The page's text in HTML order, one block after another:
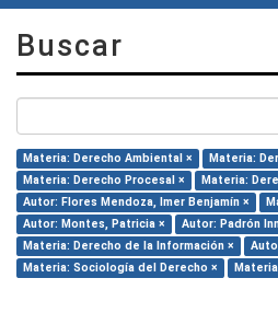
Buscar
Materia: Derecho Ambiental ×
Materia:
Materia: Derecho Procesal ×
Materia:
Autor: Flores Mendoza, Imer Benjamín ×
Autor: Montes, Patricia ×
Autor: Padrón
Materia: Derecho de la Información ×
Materia: Sociología del Derecho ×